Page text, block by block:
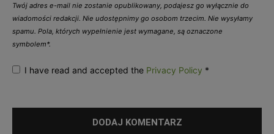
Twój adres e-mail nie zostanie opublikowany, podajesz go wyłącznie do
wiadomości redakcji. Nie udostępnimy go osobom trzecim. Nie wysyłamy
spamu. Pola, których wypełnienie jest wymagane, są oznaczone
symbolem*.
I have read and accepted the Privacy Policy *